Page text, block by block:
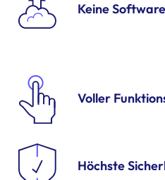
Keine
Voller
Höchste